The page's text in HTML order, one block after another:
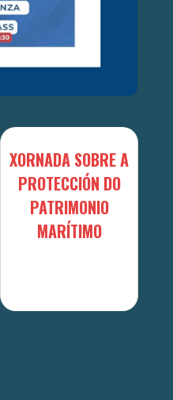
XORNADA SOBRE A
PROTECCIÓN DO
PATRIMONIO
MARÍTIMO